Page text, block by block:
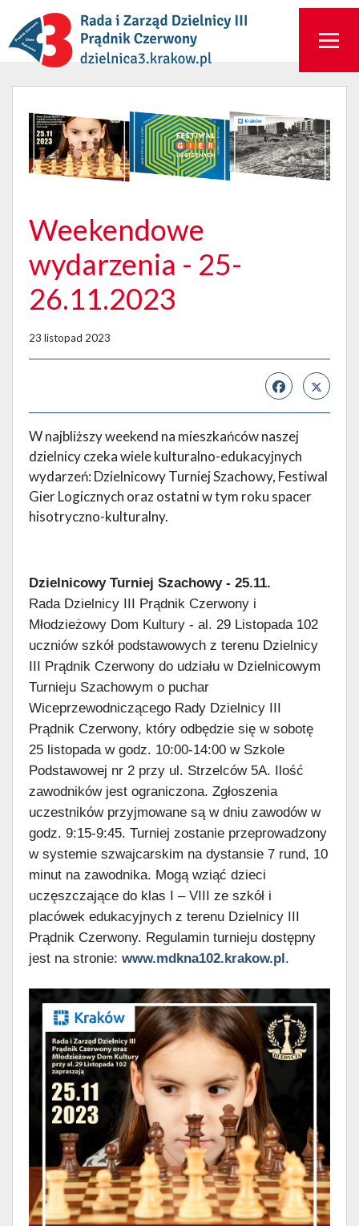
Weekendowe
wydarzenia - 25-
26.11.2023
23 listopad 2023
W najbliższy weekend na mieszkańców naszej
dzielnicy czeka wiele kulturalno-edukacyjnych
wydarzeń: Dzielnicowy Turniej Szachowy, Festiwal
Gier Logicznych oraz ostatni w tym roku spacer
hisotryczno-kulturalny.
Dzielnicowy Turniej Szachowy - 25.11.
Rada Dzielnicy III Prądnik Czerwony i
Młodzieżowy Dom Kultury - al. 29 Listopada 102
uczniów szkół podstawowych z terenu Dzielnicy
III Prądnik Czerwony do udziału w Dzielnicowym
Turnieju Szachowym o puchar
Wiceprzewodniczącego Rady Dzielnicy III
Prądnik Czerwony, który odbędzie się w sobotę
25 listopada w godz. 10:00-14:00 w Szkole
Podstawowej nr 2 przy ul. Strzelców 5A. Ilość
zawodników jest ograniczona. Zgłoszenia
uczestników przyjmowane są w dniu zawodów w
godz. 9:15-9:45. Turniej zostanie przeprowadzony
w systemie szwajcarskim na dystansie 7 rund, 10
minut na zawodnika. Mogą wziąć dzieci
uczęszczające do klas I – VIII ze szkół i
placówek edukacyjnych z terenu Dzielnicy III
Prądnik Czerwony. Regulamin turnieju dostępny
jest na stronie: www.mdkna102.krakow.pl .